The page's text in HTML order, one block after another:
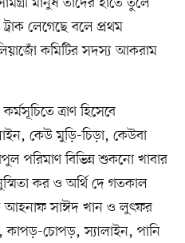
লেগেছে বলে প্রথম
কমিটির সদস্য আকরাম
ত্রাণ হিসেবে
কেউ মুড়ি-চিড়া, কেউবা
পরিমাণ বিভিন্ন শুকনো খাবার
কর ও অর্থি দে গতকাল
আহনাফ সাঈদ খান ও লুৎফর
কাপড়-চোপড়, স্যালাইন, পানি